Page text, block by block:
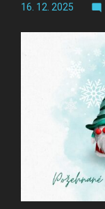
16. 12. 2025 mode_comment